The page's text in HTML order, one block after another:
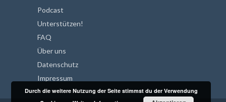
Podcast
Unterstützen!
FAQ
Über uns
Datenschutz
Impressum
Durch die weitere Nutzung der Seite stimmst du der Verwendung